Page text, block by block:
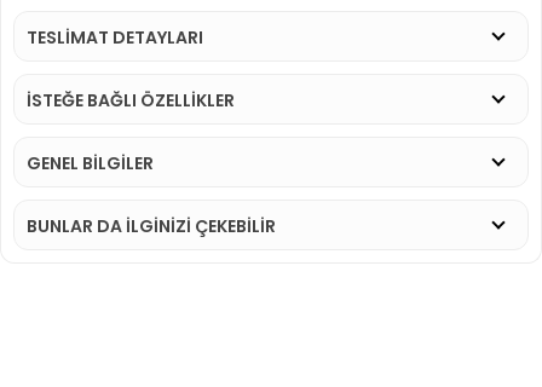
TESLİMAT DETAYLARI
İSTEĞE BAĞLI ÖZELLİKLER
GENEL BİLGİLER
BUNLAR DA İLGINIZI ÇEKEBILIR